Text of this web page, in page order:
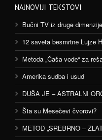
NAJNOVIJI TEKSTOVI
Bučni TV iz druge dimenzije
12 saveta besmrtne Lujze
Metoda „Čaša vode“ za
Amerika sudba i usud
DUŠA JE – ASTRALNI
Šta su Mesečevi čvorovi?
METOD „SREBRNO –